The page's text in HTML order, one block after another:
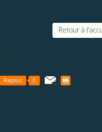
Retour à
Repost 0